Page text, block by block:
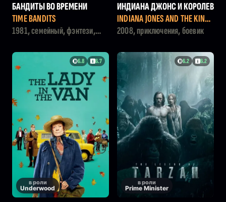
БАНДИТЫ ВО ВРЕМЕНИ
TIME BANDITS
1981, семейный, фэнтези,
комедия
ИНДИАНА ДЖОНС И КОРОЛЕВ
СТВО ХРУСТАЛЬНОГО ЧЕРЕПА
INDIANA JONES AND THE KING
DOM OF THE CRYSTAL SKULL
2008, приключения, боевик
6.8 6.7
в роли
Underwood
6.2 6.2
в роли
Prime Minister